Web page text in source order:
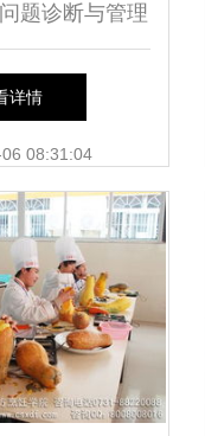
题诊断与管理
升策略
详情
08:31:04